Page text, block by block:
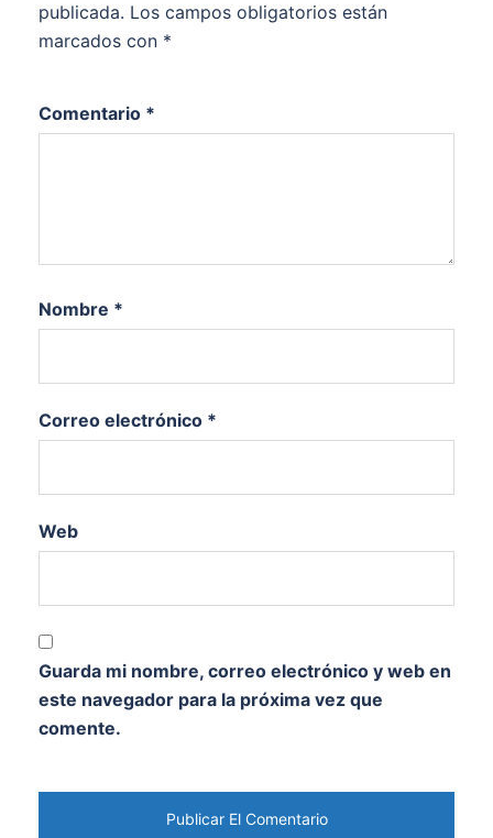
publicada. Los campos obligatorios están
marcados con *
Comentario *
Nombre *
Correo electrónico *
Web
Guarda mi nombre, correo electrónico y web en
este navegador para la próxima vez que
comente.